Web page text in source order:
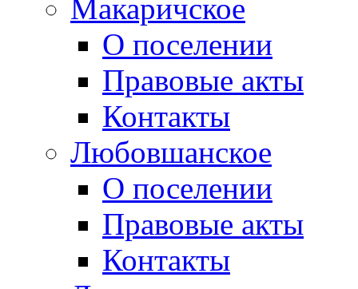
Макаричское
О поселении
Правовые акты
Контакты
Любовшанское
О поселении
Правовые акты
Контакты